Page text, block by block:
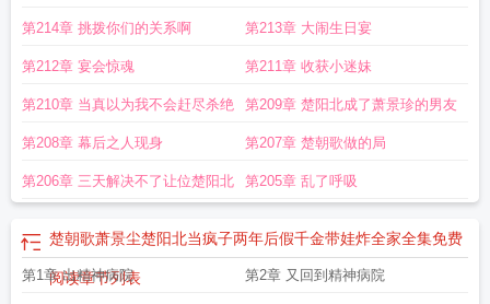
锅炖
第214章 挑拨你们的关系啊 第213章 大闹生日宴
第212章 宴会惊魂 第211章 收获小迷妹
第210章 当真以为我不会赶尽杀绝 第209章 楚阳北成了萧景珍的男友
第208章 幕后之人现身 第207章 楚朝歌做的局
第206章 三天解决不了让位楚阳北 第205章 乱了呼吸
楚朝歌萧景尘楚阳北当疯子两年后假千金带娃炸全家全集免费
阅读章节列表
第1章 出精神病院 第2章 又回到精神病院